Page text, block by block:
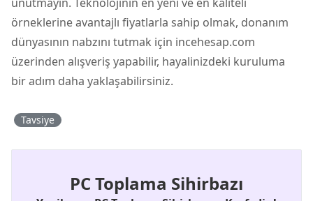
örneklerine avantajlı fiyatlarla sahip olmak, donanım
dünyasının nabzını tutmak için incehesap.com
üzerinden alışveriş yapabilir, hayalinizdeki kuruluma
bir adım daha yaklaşabilirsiniz.
Tavsiye
PC Toplama Sihirbazı